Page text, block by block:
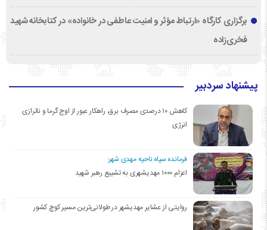
برگزاری کارگاه «ارتباط مؤثر و امنیت عاطفی در خانواده» در کتابخانه شهید
فخری‌زاده
پیشنهاد سردبیر
کاهش ۱۰ درصدی مصرف برق، راهکار عبور از اوج گرما و ناترازی
انرژی
فرمانده سپاه ناحیه مهدی شهر:
اعزام ۱۰۰۰ مهدیشهری به تشییع رهبر شهید
روایتی از عشایر مهدیشهر در طولانی‌ترین مسیر کوچ کشور